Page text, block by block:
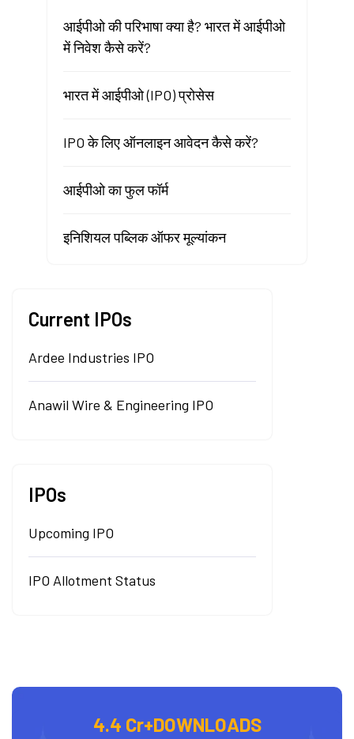
आईपीओ की परिभाषा क्या है? भारत में आईपीओ
में निवेश कैसे करें?
भारत में आईपीओ (IPO) प्रोसेस
IPO के लिए ऑनलाइन आवेदन कैसे करें?
आईपीओ का फुल फॉर्म
इनिशियल पब्लिक ऑफर मूल्यांकन
Current IPOs
Ardee Industries IPO
Anawil Wire & Engineering IPO
IPOs
Upcoming IPO
IPO Allotment Status
4.4 Cr+DOWNLOADS